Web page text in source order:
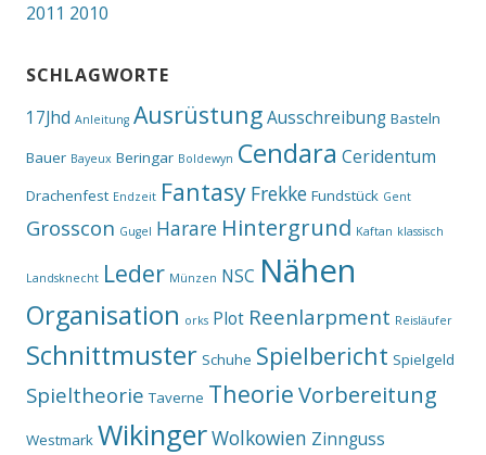
2011 2010
SCHLAGWORTE
17Jhd Anleitung Ausrüstung Ausschreibung Basteln
Bauer Bayeux Beringar Boldewyn Cendara Ceridentum
Drachenfest Endzeit Fantasy Frekke Fundstück Gent
Grosscon Gugel Harare Hintergrund Kaftan klassisch
Landsknecht Leder Münzen NSC Nähen
Organisation orks Plot Reenlarpment Reisläufer
Schnittmuster Schuhe Spielbericht Spielgeld
Spieltheorie Taverne TheorieVorbereitung
Westmark WikingerWolkowien Zinnguss